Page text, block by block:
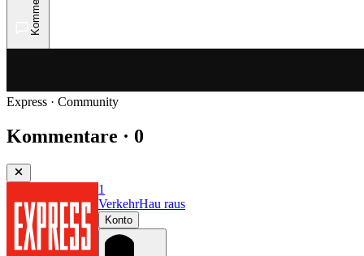
Express · Community
Kommentare · 0
1
VerkehrHau raus
Konto